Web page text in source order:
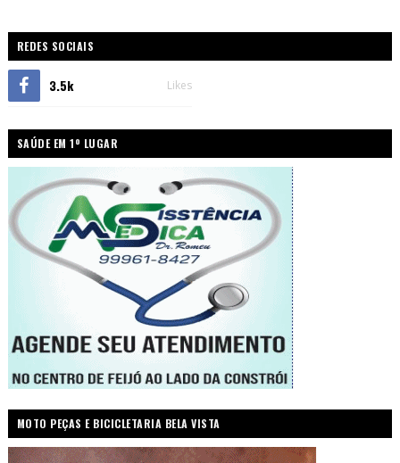
REDES SOCIAIS
3.5k Likes
SAÚDE EM 1º LUGAR
MOTO PEÇAS E BICICLETARIA BELA VISTA